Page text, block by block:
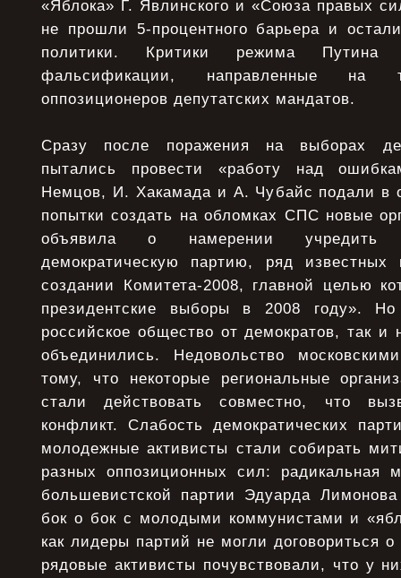
«Яблока» Г. Явлинского и «Союза правых
не прошли 5-процентного барьера и
политики. Критики режима
фальсификации, направленные
оппозиционеров депутатских мандатов.
Сразу после поражения на выборах
пытались провести «работу над
Немцов, И. Хакамада и А. Чубайс подали в
попытки создать на обломках СПС новые
объявила о намерении учредить
демократическую партию, ряд известных
создании Комитета-2008, главной целью
президентские выборы в 2008 году». Но
российское общество от демократов, так
объединились. Недовольство
тому, что некоторые региональные
стали действовать совместно, что
конфликт. Слабость демократических
молодежные активисты стали собирать
разных оппозиционных сил: радикальная
большевистской партии Эдуарда
бок о бок с молодыми коммунистами и
как лидеры партий не могли договориться
рядовые активисты почувствовали, что у